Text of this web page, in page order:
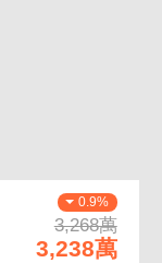
0.9%
3,268萬
3,238萬